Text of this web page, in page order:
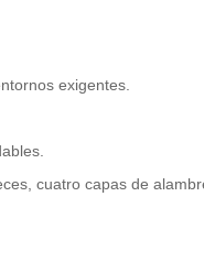
exigentes.
cuatro capas de